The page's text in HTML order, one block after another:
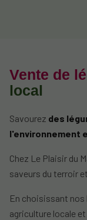
Vente de
local
Savourez des
l'environnement
Chez Le Plaisir du
saveurs du terroir
En choisissant nos
agriculture locale